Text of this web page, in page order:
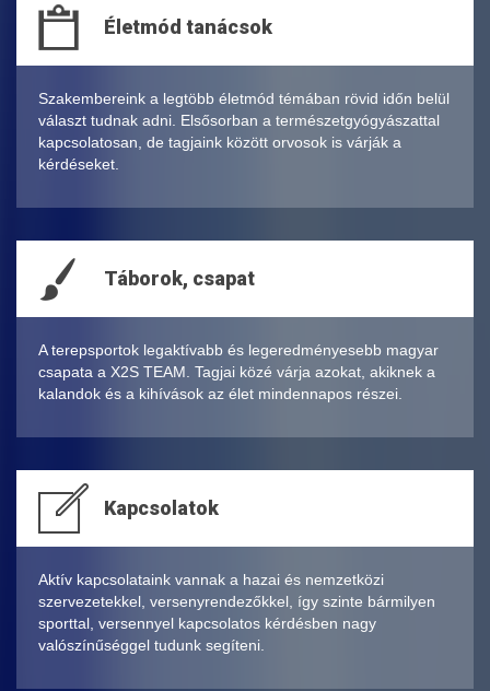
Életmód tanácsok
Szakembereink a legtöbb életmód témában rövid időn belül
választ tudnak adni. Elsősorban a természetgyógyászattal
kapcsolatosan, de tagjaink között orvosok is várják a
kérdéseket.
Táborok, csapat
A terepsportok legaktívabb és legeredményesebb magyar
csapata a X2S TEAM. Tagjai közé várja azokat, akiknek a
kalandok és a kihívások az élet mindennapos részei.
Kapcsolatok
Aktív kapcsolataink vannak a hazai és nemzetközi
szervezetekkel, versenyrendezőkkel, így szinte bármilyen
sporttal, versennyel kapcsolatos kérdésben nagy
valószínűséggel tudunk segíteni.